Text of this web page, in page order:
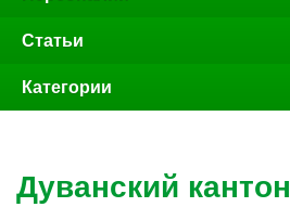
Статьи
Категории
Дуванский кантон